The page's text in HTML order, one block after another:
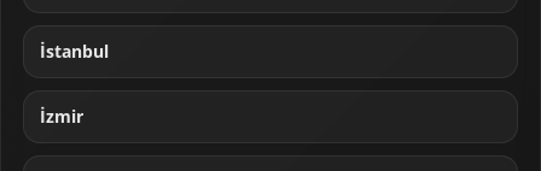
İstanbul
İzmir